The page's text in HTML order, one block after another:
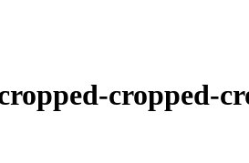
cropped-